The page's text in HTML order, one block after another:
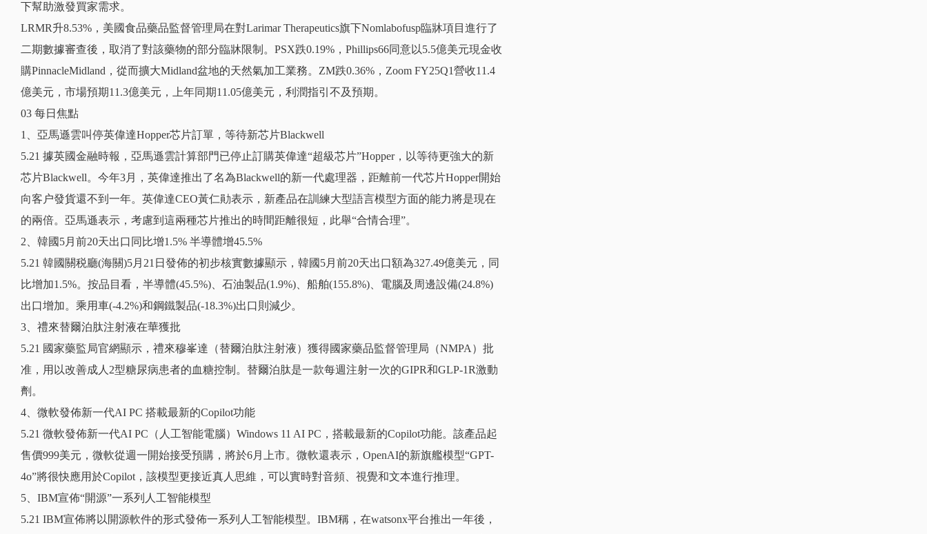
下幫助激發買家需求。
LRMR升8.53%，美國食品藥品監督管理局在對Larimar Therapeutics旗下Nomlabofusp臨牀項目進行了
二期數據審查後，取消了對該藥物的部分臨牀限制。PSX跌0.19%，Phillips66同意以5.5億美元現金收
購PinnacleMidland，從而擴大Midland盆地的天然氣加工業務。ZM跌0.36%，Zoom FY25Q1營收11.4
億美元，市場預期11.3億美元，上年同期11.05億美元，利潤指引不及預期。
03 每日焦點
1、亞馬遜雲叫停英偉達Hopper芯片訂單，等待新芯片Blackwell
5.21 據英國金融時報，亞馬遜雲計算部門已停止訂購英偉達“超級芯片”Hopper，以等待更強大的新
芯片Blackwell。今年3月，英偉達推出了名為Blackwell的新一代處理器，距離前一代芯片Hopper開始
向客户發貨還不到一年。英偉達CEO黃仁勛表示，新產品在訓練大型語言模型方面的能力將是現在
的兩倍。亞馬遜表示，考慮到這兩種芯片推出的時間距離很短，此舉“合情合理”。
2、韓國5月前20天出口同比增1.5% 半導體增45.5%
5.21 韓國關税廳(海關)5月21日發佈的初步核實數據顯示，韓國5月前20天出口額為327.49億美元，同
比增加1.5%。按品目看，半導體(45.5%)、石油製品(1.9%)、船舶(155.8%)、電腦及周邊設備(24.8%)
出口增加。乘用車(-4.2%)和鋼鐵製品(-18.3%)出口則減少。
3、禮來替爾泊肽注射液在華獲批
5.21 國家藥監局官網顯示，禮來穆峯達（替爾泊肽注射液）獲得國家藥品監督管理局（NMPA）批
准，用以改善成人2型糖尿病患者的血糖控制。替爾泊肽是一款每週注射一次的GIPR和GLP-1R激動
劑。
4、微軟發佈新一代AI PC 搭載最新的Copilot功能
5.21 微軟發佈新一代AI PC（人工智能電腦）Windows 11 AI PC，搭載最新的Copilot功能。該產品起
售價999美元，微軟從週一開始接受預購，將於6月上市。微軟還表示，OpenAI的新旗艦模型“GPT-
4o”將很快應用於Copilot，該模型更接近真人思維，可以實時對音頻、視覺和文本進行推理。
5、IBM宣佈“開源”一系列人工智能模型
5.21 IBM宣佈將以開源軟件的形式發佈一系列人工智能模型。IBM稱，在watsonx平台推出一年後，